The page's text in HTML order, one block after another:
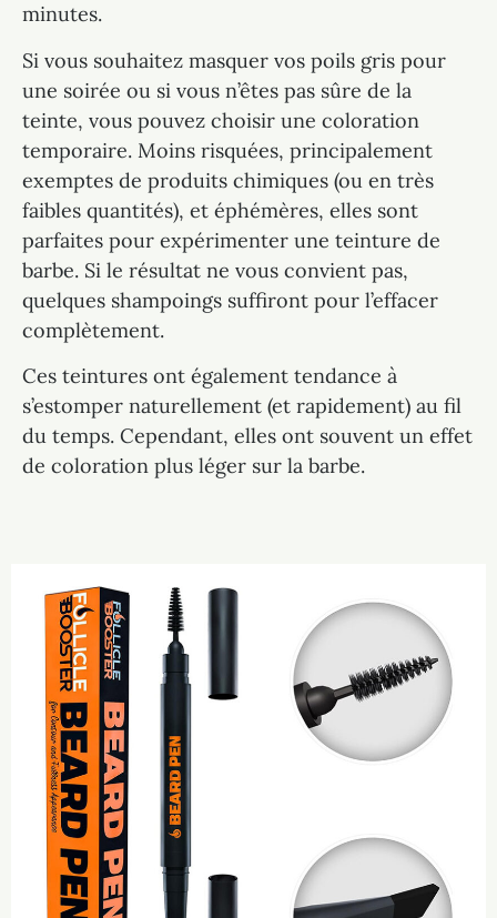
minutes.
Si vous souhaitez masquer vos poils gris pour
une soirée ou si vous n’êtes pas sûre de la
teinte, vous pouvez choisir une coloration
temporaire. Moins risquées, principalement
exemptes de produits chimiques (ou en très
faibles quantités), et éphémères, elles sont
parfaites pour expérimenter une teinture de
barbe. Si le résultat ne vous convient pas,
quelques shampoings suffiront pour l’effacer
complètement.
Ces teintures ont également tendance à
s’estomper naturellement (et rapidement) au fil
du temps. Cependant, elles ont souvent un effet
de coloration plus léger sur la barbe.